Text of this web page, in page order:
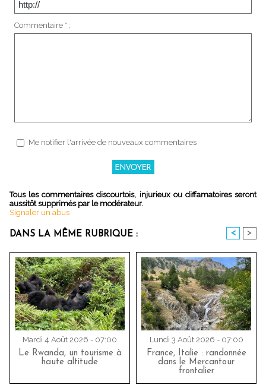
Commentaire * :
Me notifier l'arrivée de nouveaux commentaires
Tous les commentaires discourtois, injurieux ou diffamatoires seront
aussitôt supprimés par le modérateur.
Signaler un abus
DANS LA MÊME RUBRIQUE : < >
Mardi 4 Août 2026 - 07:00
Le Rwanda, un tourisme à
haute altitude
Lundi 3 Août 2026 - 07:00
France, Italie : randonnée
dans le Mercantour
frontalier